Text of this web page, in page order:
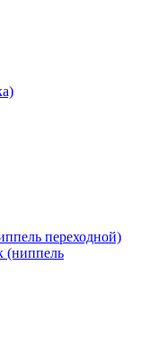
переходной)
(ниппель